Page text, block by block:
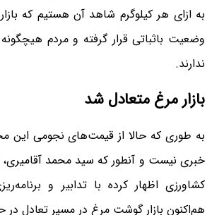
به ازای هر کیلوگرم شاهد آن هستیم که
وضعیت باثباتی قرار گرفته و مردم
ندارند.
بازار مرغ متعادل شد
به طوری که حالا از قیمت‌های نجومی این
خبری نیست و آنطور که سید محمد
کشاورزی اظهار کرده با تدابیر و
هم‌اکنون بازار گوشت مرغ در مسیر تعادل